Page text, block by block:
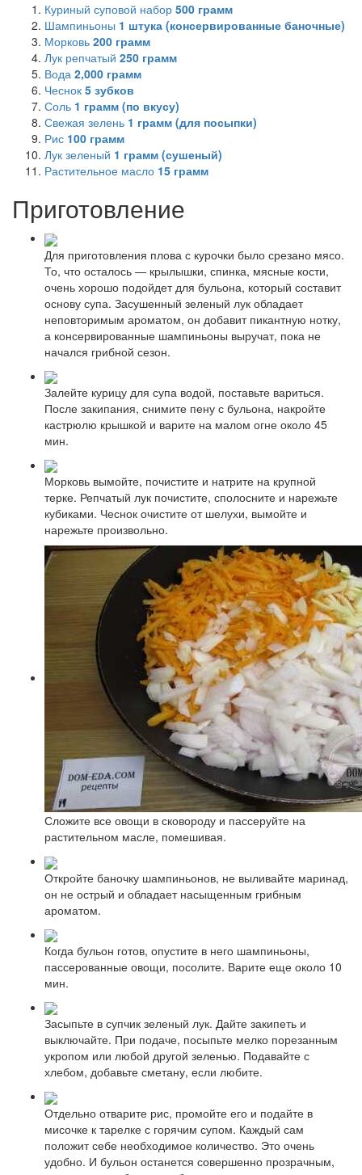
Куриный суповой набор 500 грамм
Шампиньоны 1 штука (консервированные баночные)
Морковь 200 грамм
Лук репчатый 250 грамм
Вода 2,000 грамм
Чеснок 5 зубков
Соль 1 грамм (по вкусу)
Свежая зелень 1 грамм (для посыпки)
Рис 100 грамм
Лук зеленый 1 грамм (сушеный)
Растительное масло 15 грамм
Приготовление
Для приготовления плова с курочки было срезано мясо.
То, что осталось — крылышки, спинка, мясные кости,
очень хорошо подойдет для бульона, который составит
основу супа. Засушенный зеленый лук обладает
неповторимым ароматом, он добавит пикантную нотку,
а консервированные шампиньоны выручат, пока не
начался грибной сезон.
Залейте курицу для супа водой, поставьте вариться.
После закипания, снимите пену с бульона, накройте
кастрюлю крышкой и варите на малом огне около 45
мин.
Морковь вымойте, почистите и натрите на крупной
терке. Репчатый лук почистите, сполосните и нарежьте
кубиками. Чеснок очистите от шелухи, вымойте и
нарежьте произвольно.
Сложите все овощи в сковороду и пассеруйте на
растительном масле, помешивая.
Откройте баночку шампиньонов, не выливайте маринад,
он не острый и обладает насыщенным грибным
ароматом.
Когда бульон готов, опустите в него шампиньоны,
пассерованные овощи, посолите. Варите еще около 10
мин.
Засыпьте в супчик зеленый лук. Дайте закипеть и
выключайте. При подаче, посыпьте мелко порезанным
укропом или любой другой зеленью. Подавайте с
хлебом, добавьте сметану, если любите.
Отдельно отварите рис, промойте его и подайте в
мисочке к тарелке с горячим супом. Каждый сам
положит себе необходимое количество. Это очень
удобно. И бульон останется совершенно прозрачным,